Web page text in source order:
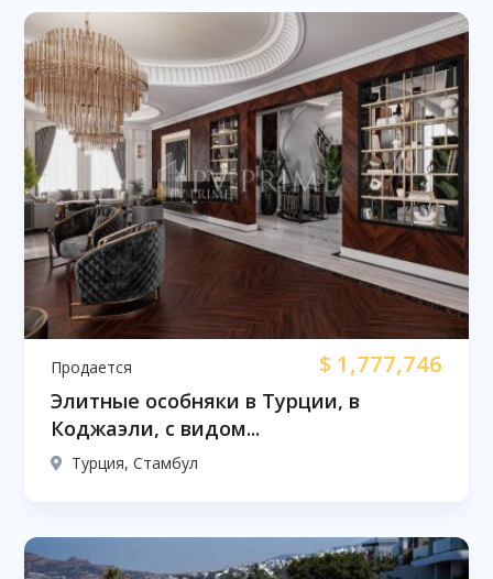
Продается $ 1,777,746
Элитные особняки в Турции, в
Коджаэли, с видом...
Турция, Стамбул